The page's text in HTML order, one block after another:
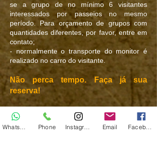
se a grupo de no mínimo 6 visitantes
interessados por passeios no mesmo
período. Para orçamento de grupos com
quantidades diferentes, por favor, entre em
contato;
- normalmente o transporte do monitor é
realizado no carro do visitante.
Não perca tempo. Faça já sua
reserva!
Phone Email